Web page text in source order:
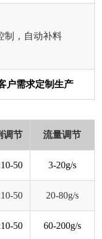
制，自动补料
户需求定制生产
调节 流量调节
50 3-20g/s
50 20-80g/s
50 60-200g/s